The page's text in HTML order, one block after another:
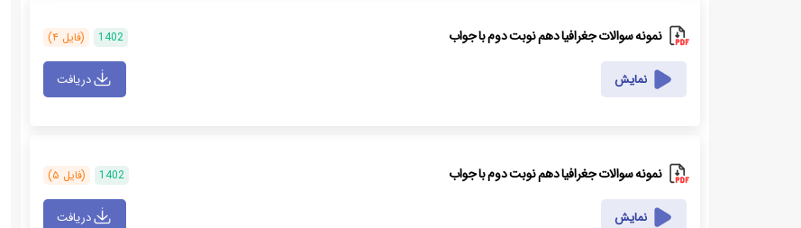
نمونه سوالات جغرافیا دهم نوبت دوم با جواب 1402 (فایل ۴)
نمایش دریافت
نمونه سوالات جغرافیا دهم نوبت دوم با جواب 1402 (فایل ۵)
نمایش دریافت